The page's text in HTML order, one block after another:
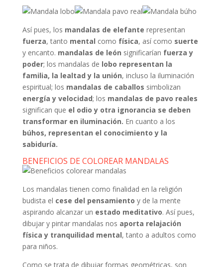
Así pues, los mandalas de elefante representan
fuerza, tanto mental como física, así como suerte
y encanto. mandalas de león significarían fuerza y
poder; los mandalas de lobo representan la
familia, la lealtad y la unión, incluso la iluminación
espiritual; los mandalas de caballos simbolizan
energía y velocidad; los mandalas de pavo reales
significan que el odio y otra ignorancia se deben
transformar en iluminación. En cuanto a los
búhos, representan el conocimiento y la
sabiduría.
BENEFICIOS DE COLOREAR MANDALAS
Los mandalas tienen como finalidad en la religión
budista el cese del pensamiento y de la mente
aspirando alcanzar un estado meditativo. Así pues,
dibujar y pintar mandalas nos aporta relajación
física y tranquilidad mental, tanto a adultos como
para niños.
Como se trata de dibujar formas geométricas, son